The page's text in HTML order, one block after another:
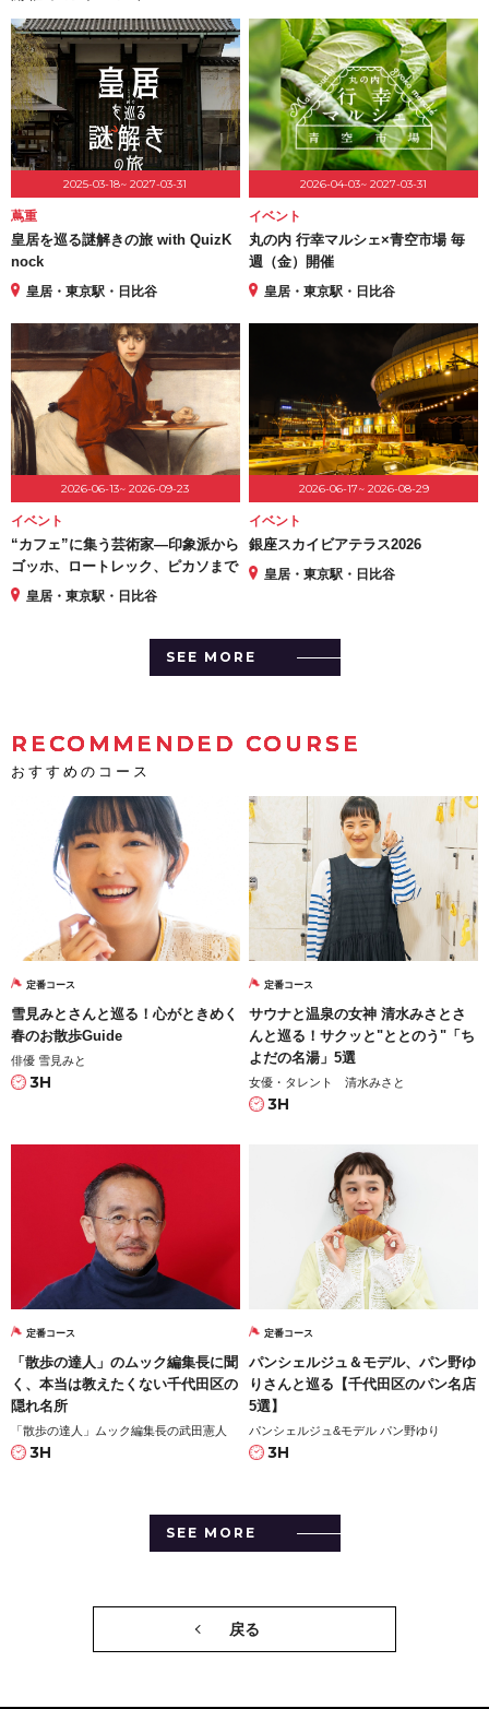
2025-03-18~ 2027-03-31
蔦重
皇居を巡る謎解きの旅 with QuizK
nock
皇居・東京駅・日比谷
2026-04-03~ 2027-03-31
イベント
丸の内 行幸マルシェ×青空市場 毎
週（金）開催
皇居・東京駅・日比谷
2026-06-13~ 2026-09-23
イベント
“カフェ”に集う芸術家―印象派から
ゴッホ、ロートレック、ピカソまで
皇居・東京駅・日比谷
2026-06-17~ 2026-08-29
イベント
銀座スカイビアテラス2026
皇居・東京駅・日比谷
SEE MORE
RECOMMENDED COURSE
おすすめのコース
定番コース
雪見みとさんと巡る！心がときめく
春のお散歩Guide
俳優 雪見みと
3H
定番コース
サウナと温泉の女神 清水みさとさ
んと巡る！サクッと"ととのう"「ち
よだの名湯」5選
女優・タレント 清水みさと
3H
定番コース
「散歩の達人」のムック編集長に聞
く、本当は教えたくない千代田区の
隠れ名所
「散歩の達人」ムック編集長の武田憲人
3H
定番コース
パンシェルジュ＆モデル、パン野ゆ
りさんと巡る【千代田区のパン名店
5選】
パンシェルジュ&モデル パン野ゆり
3H
SEE MORE
戻る